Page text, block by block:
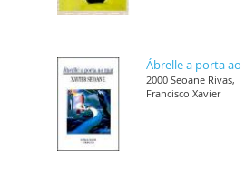
Ábrelle a porta ao
2000 Seoane Rivas,
Francisco Xavier